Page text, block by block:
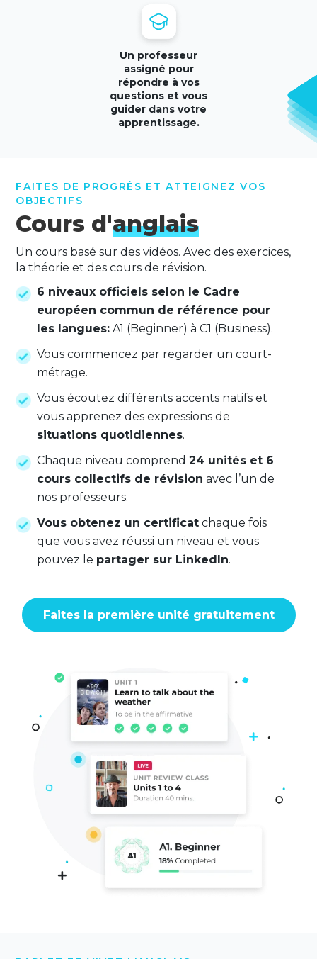
Un professeur
assigné pour
répondre à vos
questions et vous
guider dans votre
apprentissage.
FAITES DE PROGRÈS ET ATTEIGNEZ VOS
OBJECTIFS
Cours d'anglais
Un cours basé sur des vidéos. Avec des exercices,
la théorie et des cours de révision.
6 niveaux officiels selon le Cadre
européen commun de référence pour
les langues: A1 (Beginner) à C1 (Business).
Vous commencez par regarder un court-
métrage.
Vous écoutez différents accents natifs et
vous apprenez des expressions de
situations quotidiennes.
Chaque niveau comprend24 unités et 6
cours collectifs de révision avec l’un de
nos professeurs.
Vous obtenez un certificat chaque fois
que vous avez réussi un niveau et vous
pouvez le partager sur LinkedIn.
Faites la première unité gratuitement